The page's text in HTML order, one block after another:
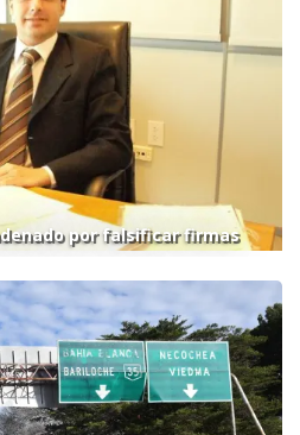
por falsificar firmas